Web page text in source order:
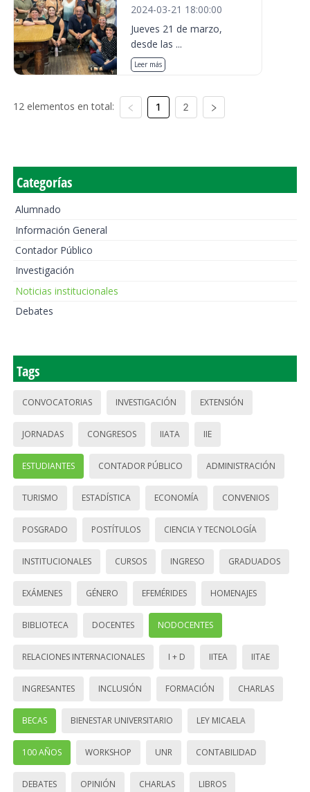
2024-03-21 18:00:00
Jueves 21 de marzo,
desde las ...
Leer más
12 elementos en total: 1 2
Categorías
Alumnado
Información General
Contador Público
Investigación
Noticias institucionales
Debates
Tags
CONVOCATORIAS INVESTIGACIÓN EXTENSIÓN
JORNADAS CONGRESOS IIATA IIE
ESTUDIANTES CONTADOR PÚBLICO ADMINISTRACIÓN
TURISMO ESTADÍSTICA ECONOMÍA CONVENIOS
POSGRADO POSTÍTULOS CIENCIA Y TECNOLOGÍA
INSTITUCIONALES CURSOS INGRESO GRADUADOS
EXÁMENES GÉNERO EFEMÉRIDES HOMENAJES
BIBLIOTECA DOCENTES NODOCENTES
RELACIONES INTERNACIONALES I + D IITEA IITAE
INGRESANTES INCLUSIÓN FORMACIÓN CHARLAS
BECAS BIENESTAR UNIVERSITARIO LEY MICAELA
100 AÑOS WORKSHOP UNR CONTABILIDAD
DEBATES OPINIÓN CHARLAS LIBROS